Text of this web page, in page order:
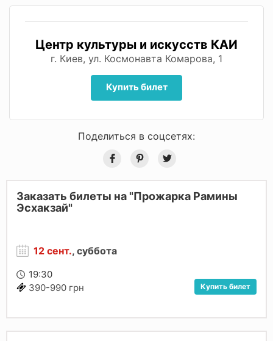
Центр культуры и искусств КАИ
г. Киев, ул. Космонавта Комарова, 1
Купить билет
Поделиться в соцсетях:
Заказать билеты на "Прожарка Рамины
Эсхакзай"
12 сент., суббота
19:30
390-990 грн
Купить билет